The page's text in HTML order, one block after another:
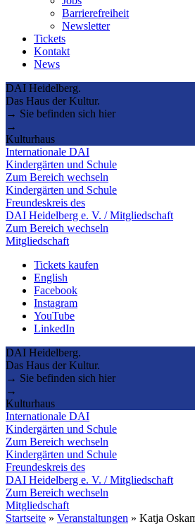
Barrierefreiheit
Newsletter
Tickets
Kontakt
News
DAI Heidelberg.
Das Haus der Kultur.
→ Sie befinden sich hier
→
Kulturhaus
Internationale DAI
Kindergärten und Schule
Zum Bereich wechseln
Kindergärten und Schule
Freundeskreis des
DAI Heidelberg e. V. / Mitgliedschaft
Zum Bereich wechseln
Mitgliedschaft
Tickets kaufen
English
Facebook
Instagram
YouTube
LinkedIn
DAI Heidelberg.
Das Haus der Kultur.
→ Sie befinden sich hier
→
Kulturhaus
Internationale DAI
Kindergärten und Schule
Zum Bereich wechseln
Kindergärten und Schule
Freundeskreis des
DAI Heidelberg e. V. / Mitgliedschaft
Zum Bereich wechseln
Mitgliedschaft
Startseite » Veranstaltungen » Katja